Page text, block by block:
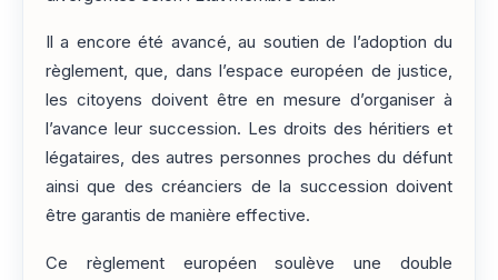
Il a encore été avancé, au soutien de l’adoption du
règlement, que, dans l’espace européen de justice,
les citoyens doivent être en mesure d’organiser à
l’avance leur succession. Les droits des héritiers et
légataires, des autres personnes proches du défunt
ainsi que des créanciers de la succession doivent
être garantis de manière effective.
Ce règlement européen soulève une double